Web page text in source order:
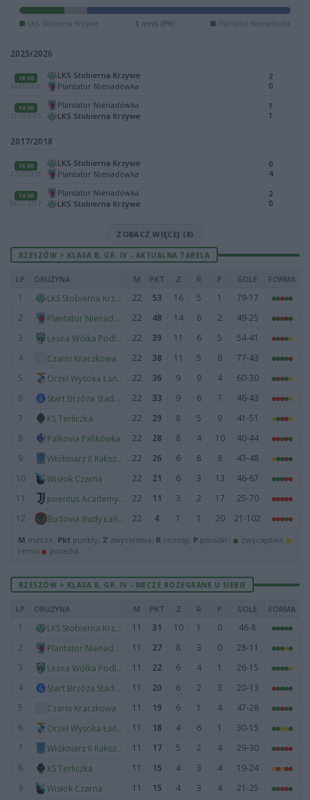
LKS Stobierna Krzywe 1 remis (8%) Plantator Nienadówka
2025/2026
18:00
24.05.2026
LKS Stobierna Krzywe
Plantator Nienadówka
2
0
14:00
12.10.2025
Plantator Nienadówka
LKS Stobierna Krzywe
1
1
2017/2018
16:00
27.05.2018
LKS Stobierna Krzywe
Plantator Nienadówka
0
4
14:00
08.10.2017
Plantator Nienadówka
LKS Stobierna Krzywe
2
0
ZOBACZ WIĘCEJ (8)
RZESZÓW > KLASA B, GR. IV - AKTUALNA TABELA
LP DRUŻYNA M PKT Z R P GOLE FORMA
1 LKS Stobierna Krzywe 22 53 16 5 1
79-17
2
Plantator Nienadówka 22 48 14 6 2
49-25
3
Leśna Wólka Podleśna 22 39 11 6 5
54-41
4
Czarni Kraczkowa 22 38 11 5 6
77-43
5
Orzeł Wysoka Łańcucka 22 36 9 9 4
60-30
6
Start Brzóza Stadnicka 22 33 9 6 7
46-43
7
KS Terliczka 22 29 8 5 9
41-51
8
Palkovia Palikówka 22 28 8 4 10
40-44
9
Włókniarz II Rakszawa 22 26 6 8 8
43-48
10
Wisłok Czarna 22 21 6 3 13
46-67
11
Juventus Academy Rzeszów 22 11 3 2 17
25-70
12
Budovia Budy Łańcuckie 22 4 1 1 20 21-102
M mecze, Pkt punkty, Z zwycięstwa, R remisy, P porażki ·
zwycięstwo
remis
porażka
RZESZÓW > KLASA B, GR. IV - MECZE ROZEGRANE U SIEBIE
LP DRUŻYNA M PKT Z R P GOLE FORMA
1 LKS Stobierna Krzywe 11 31 10 1 0
46-8
2
Plantator Nienadówka 11 27 8 3 0
28-11
3
Leśna Wólka Podleśna 11 22 6 4 1
26-15
4
Start Brzóza Stadnicka 11 20 6 2 3
20-13
5
Czarni Kraczkowa 11 19 6 1 4
47-28
6
Orzeł Wysoka Łańcucka 11 18 4 6 1
30-15
7
Włókniarz II Rakszawa 11 17 5 2 4
29-30
8
KS Terliczka 11 15 4 3 4
19-24
9
Wisłok Czarna 11 15 4 3 4 21-25